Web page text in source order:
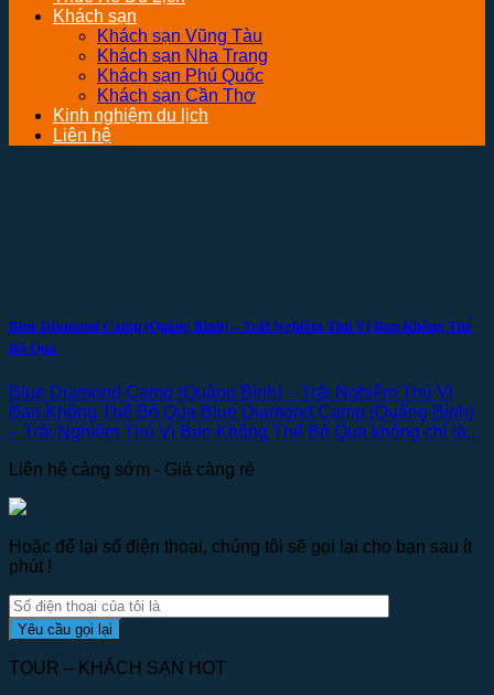
Khách sạn
Khách sạn Vũng Tàu
Khách sạn Nha Trang
Khách sạn Phú Quốc
Khách sạn Cần Thơ
Kinh nghiệm du lịch
Liên hệ
Blue Diamond Camp (Quảng Bình) – Trải Nghiệm Thú Vị Bạn Không Thể
Bỏ Qua
Blue Diamond Camp (Quảng Bình) – Trải Nghiệm Thú Vị
Bạn Không Thể Bỏ Qua Blue Diamond Camp (Quảng Bình)
– Trải Nghiệm Thú Vị Bạn Không Thể Bỏ Qua không chỉ là...
Liên hệ càng sớm - Giá càng rẻ
Hoặc để lại số điện thoại, chúng tôi sẽ gọi lại cho bạn sau ít
phút !
TOUR – KHÁCH SẠN HOT